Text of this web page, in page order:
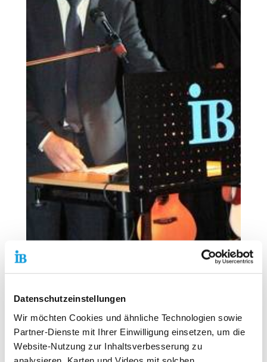
Datenschutzeinstellungen
Wir möchten Cookies und ähnliche Technologien sowie
Partner-Dienste mit Ihrer Einwilligung einsetzen, um die
Website-Nutzung zur Inhaltsverbesserung zu
(JuKuWe) des IB in Pirmasens eröffnet worden.
„KULTUR von Anfang an – KULTUR für alle“ soll als
Leitidee der JugendKulturWerkstatt Pirmasens
soziales Lernen und kulturelle Bildung verknüpfen.
Ziel ist dabei die Förderung des Zugangs zu
kultureller Bildung für alle Pirmasenser Kinder- und